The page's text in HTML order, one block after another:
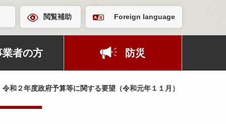
閲覧補助 Foreign language
業者の方 防災
令和２年度政府予算等に関する要望（令和元年１１月）